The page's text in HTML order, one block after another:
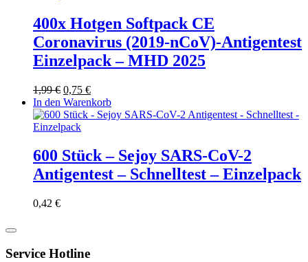
400x Hotgen Softpack CE
Coronavirus (2019-nCoV)-Antigentest
Einzelpack – MHD 2025
1,99€ Ursprünglicher
Preis
war:
1,99 €
0,75 €Aktueller
Preis
ist:
In den Warenkorb
600 Stück – Sejoy SARS-CoV-2
Antigentest – Schnelltest – Einzelpack
0,42 €
Service Hotline